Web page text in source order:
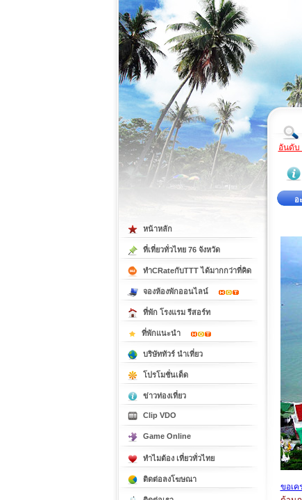
ที่เที่ยวภาคใต้
อันดับ
อ
ขอเ
หน้าหลัก
ที่เที่ยวทั่วไทย 76 จังหวัด
ทำCRateกับTTT ได้มากกว่าที่คิด
จองห้องพักออนไลน์
ที่พัก โรงแรม รีสอร์ท
ที่พักแนะนำ
บริษัททัวร์ นำเที่ยว
โปรโมชั่นเด็ด
ข่าวท่องเที่ยว
Clip VDO
Game Online
ทำไมต้อง เที่ยวทั่วไทย
ติดต่อลงโฆษณา